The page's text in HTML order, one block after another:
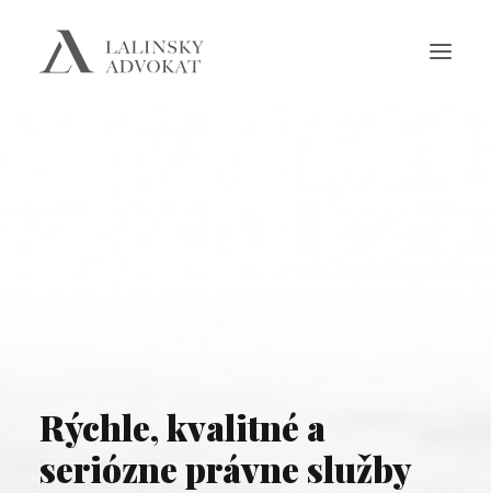
ONLINE KONZULTÁCIA
Rýchle, kvalitné a
seriózne právne služby